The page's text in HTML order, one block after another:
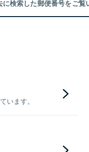
に検索した郵便番号をご覧
います。